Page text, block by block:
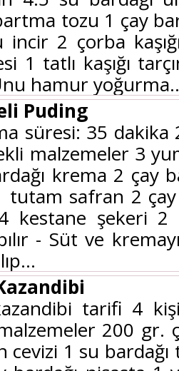
tozu 1 çay
2 çorba
1 tatlı kaşığı
hamur
Puding
süresi: 35
malzemeler 3
krema 2 çay
1 tutam safran 2
kestane şekeri 2
- Süt ve
tarifi 4
200 gr.
cevizi 1 su